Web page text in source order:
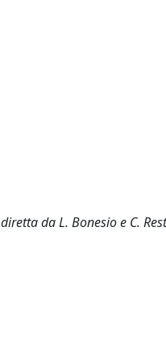
da L. Bonesio e C.